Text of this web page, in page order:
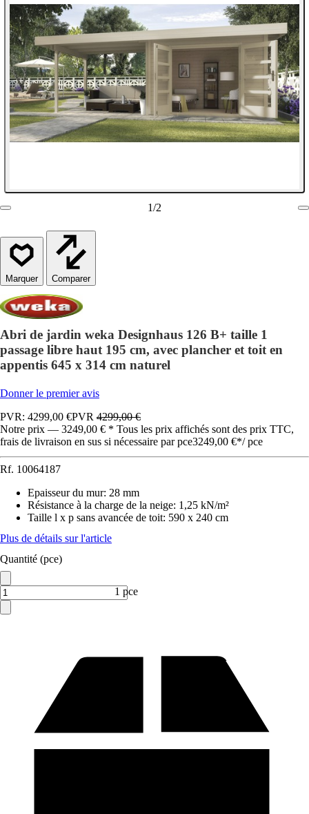
1/2
Comparer
Abri de jardin weka Designhaus 126 B+ taille 1
passage libre haut 195 cm, avec plancher et toit en
appentis 645 x 314 cm naturel
Donner le premier avis
PVR: 4299,00 €PVR 4299,00 €
Notre prix — 3249,00 € * Tous les prix affichés sont des prix TTC,
frais de livraison en sus si nécessaire par pce3249,00 €*/ pce
Rf. 10064187
Epaisseur du mur: 28 mm
Résistance à la charge de la neige: 1,25 kN/m²
Taille l x p sans avancée de toit: 590 x 240 cm
Plus de détails sur l'article
Quantité (pce)
1 pce